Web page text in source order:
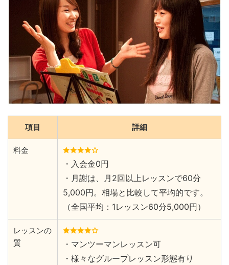
項目 詳細
料金
・入会金0円
・月謝は、月2回以上レッスンで60分
5,000円。相場と比較して平均的です。
（全国平均：1レッスン60分5,000円）
レッスンの
質
・マンツーマンレッスン可
・様々なグループレッスン形態有り